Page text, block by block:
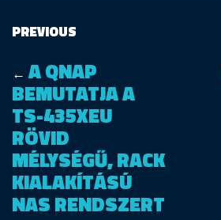
PREVIOUS
← A QNAP
BEMUTATJA A
TS-435XEU
RÖVID
MÉLYSÉGŰ, RACK
KIALAKÍTÁSÚ
NAS RENDSZERT